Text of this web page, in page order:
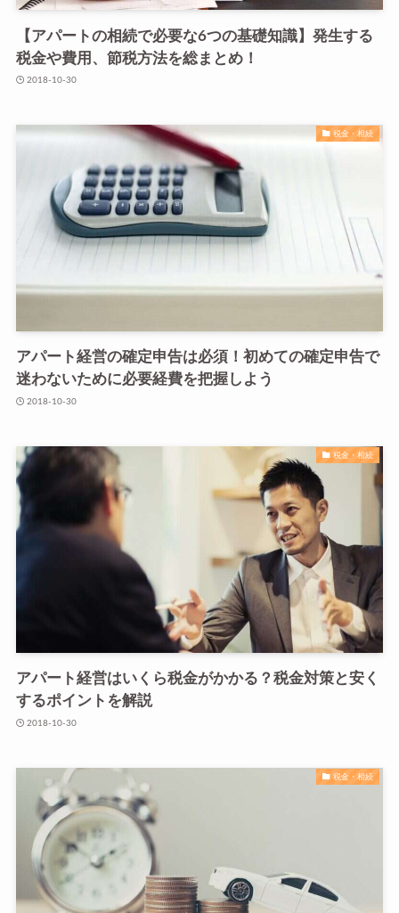
【アパートの相続で必要な6つの基礎知識】発生する
税金や費用、節税方法を総まとめ！
2018-10-30
税金・相続
アパート経営の確定申告は必須！初めての確定申告で
迷わないために必要経費を把握しよう
2018-10-30
税金・相続
アパート経営はいくら税金がかかる？税金対策と安く
するポイントを解説
2018-10-30
税金・相続